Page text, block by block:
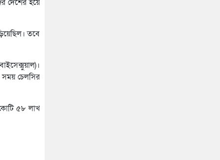
দেশের হয়ে
তবে
সময় চেলসির
৫৮ লাখ